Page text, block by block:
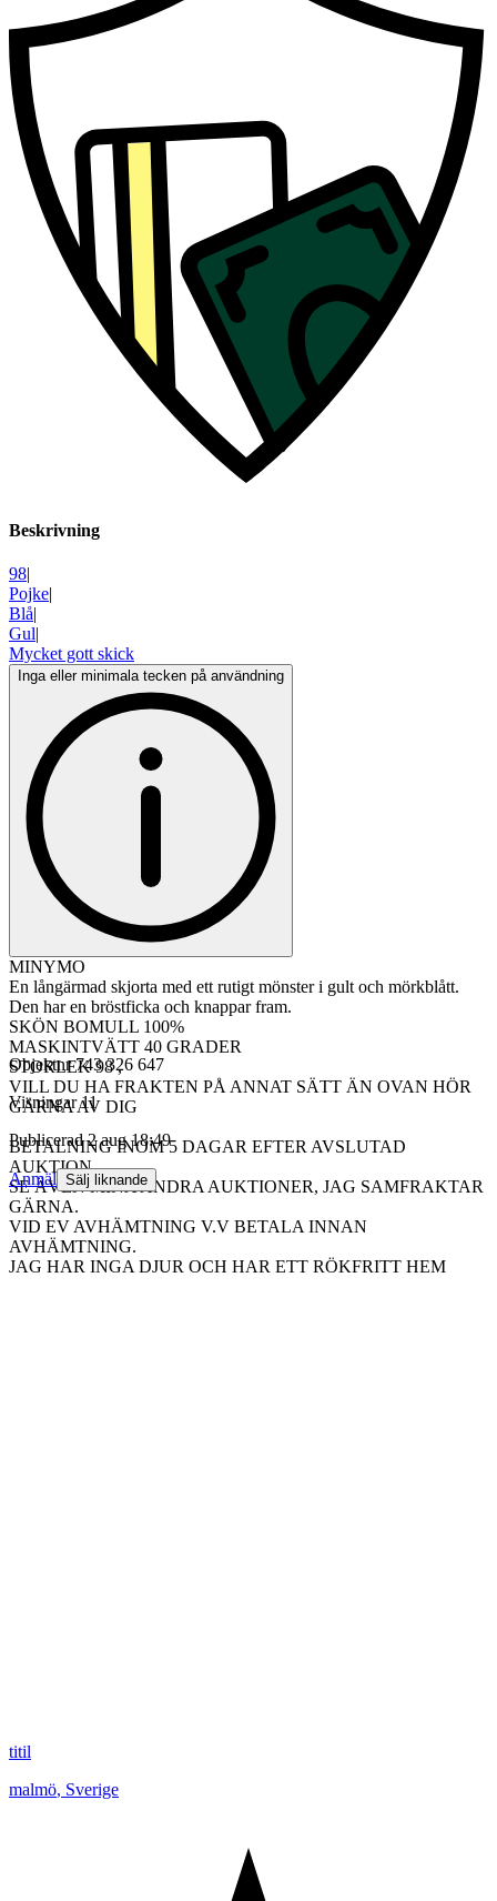
Beskrivning
98|
Pojke|
Blå|
Gul|
Mycket gott skick
Inga eller minimala tecken på användning
MINYMO
En långärmad skjorta med ett rutigt mönster i gult och mörkblått.
Den har en bröstficka och knappar fram.
SKÖN BOMULL 100%
MASKINTVÄTT 40 GRADER
STORLEK 98 ,
VILL DU HA FRAKTEN PÅ ANNAT SÄTT ÄN OVAN HÖR
GÄRNA AV DIG
BETALNING INOM 5 DAGAR EFTER AVSLUTAD
AUKTION
SE ÄVEN MINA ANDRA AUKTIONER, JAG SAMFRAKTAR
GÄRNA.
VID EV AVHÄMTNING V.V BETALA INNAN
AVHÄMTNING.
JAG HAR INGA DJUR OCH HAR ETT RÖKFRITT HEM
Objektnr 743 326 647
Visningar 11
Publicerad 2 aug 18:49
Anmäl Sälj liknande
titil
malmö, Sverige